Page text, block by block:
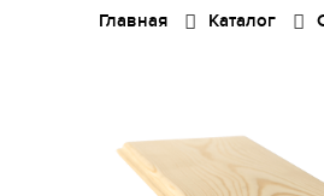
Главная Каталог